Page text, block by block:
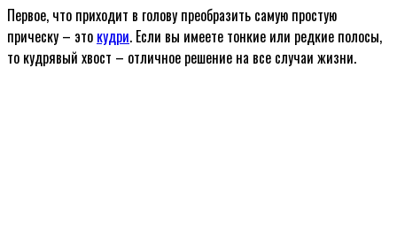
Первое, что приходит в голову преобразить самую простую
прическу – это кудри. Если вы имеете тонкие или редкие полосы,
то кудрявый хвост – отличное решение на все случаи жизни.